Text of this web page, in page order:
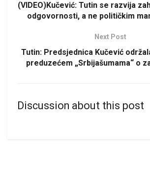
(VIDEO)Kučević: Tutin se razvija
odgovornosti, a ne političkim
Next Post
Tutin: Predsjednica Kučević
preduzećem „Srbijašumama“ o
Discussion about this post